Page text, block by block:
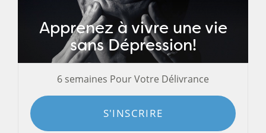
Apprenez à vivre une vie
sans Dépression!
6 semaines Pour Votre Délivrance
S'INSCRIRE